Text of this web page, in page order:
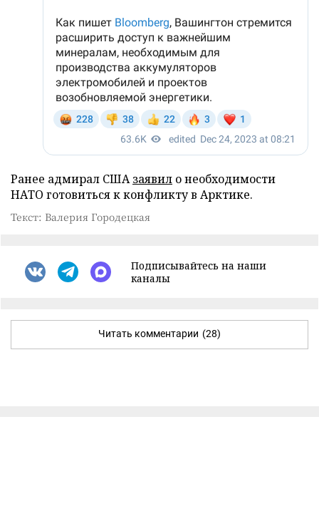
Ранее адмирал СШАзаявил о необходимости
НАТО готовиться к конфликту в Арктике.
Текст: Валерия Городецкая
Подписывайтесь на наши
каналы
Читать комментарии (28)